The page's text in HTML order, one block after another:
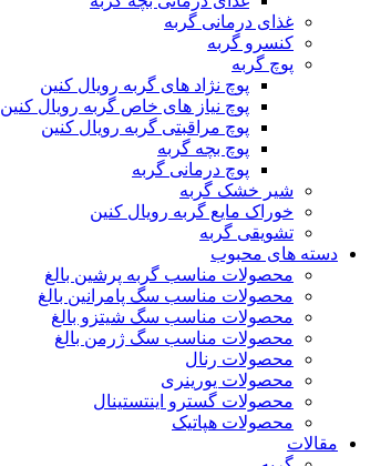
غذای درمانی گربه
کنسرو گربه
پوچ گربه
پوچ نژاد های گربه رویال کنین
پوچ نیاز های خاص گربه رویال کنین
پوچ مراقبتی گربه رویال کنین
پوچ بچه گربه
پوچ درمانی گربه
شیر خشک گربه
خوراک مایع گربه رویال کنین
تشویقی گربه
دسته های محبوب
محصولات مناسب گربه پرشین بالغ
محصولات مناسب سگ پامرانین بالغ
محصولات مناسب سگ شیتزو بالغ
محصولات مناسب سگ ژرمن بالغ
محصولات رنال
محصولات یورینری
محصولات گسترو اینتستینال
محصولات هپاتیک
مقالات